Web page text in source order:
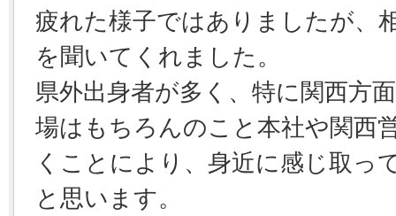
疲れた様子ではありましたが、
を聞いてくれました。
県外出身者が多く、特に関西方
場はもちろんのこと本社や関西
くことにより、身近に感じ取っ
と思います。